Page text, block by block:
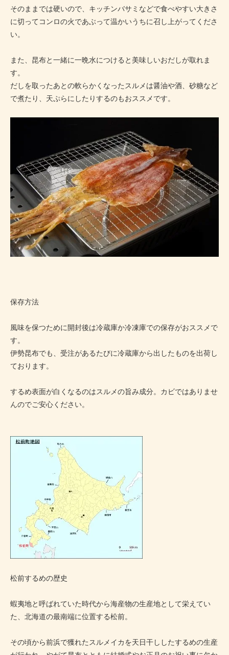
そのままでは硬いので、キッチンバサミなどで食べやすい大きさ
に切ってコンロの火であぶって温かいうちに召し上がってくださ
い。
また、昆布と一緒に一晩水につけると美味しいおだしが取れま
す。
だしを取ったあとの軟らかくなったスルメは醤油や酒、砂糖など
で煮たり、天ぷらにしたりするのもおススメです。
保存方法
風味を保つために開封後は冷蔵庫か冷凍庫での保存がおススメで
す。
伊勢昆布でも、受注があるたびに冷蔵庫から出したものを出荷し
ております。
するめ表面が白くなるのはスルメの旨み成分。カビではありませ
んのでご安心ください。
松前するめの歴史
蝦夷地と呼ばれていた時代から海産物の生産地として栄えてい
た、北海道の最南端に位置する松前。
その頃から前浜で獲れたスルメイカを天日干ししたするめの生産